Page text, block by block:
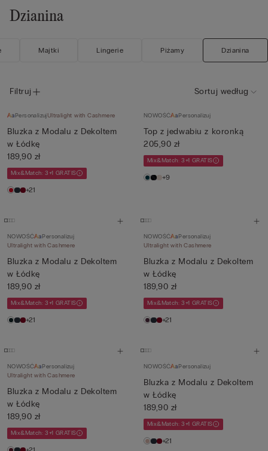
Dzianina
Majtki Lingerie Piżamy Dzianina
Filtruj Sortuj według
PersonalizujUltralight with Cashmere
Bluzka z Modalu z Dekoltem
w Łódkę
189,90 zł
Mix&Match: 3+1 GRATIS
+21
NOWOŚĆ Personalizuj
Top z jedwabiu z koronką
205,90 zł
Mix&Match: 3+1 GRATIS
+9
NOWOŚĆ
Personalizuj
Ultralight with Cashmere
Bluzka z Modalu z Dekoltem
w Łódkę
189,90 zł
Mix&Match: 3+1 GRATIS
+21
NOWOŚĆ
Personalizuj
Ultralight with Cashmere
Bluzka z Modalu z Dekoltem
w Łódkę
189,90 zł
Mix&Match: 3+1 GRATIS
+21
NOWOŚĆ
Personalizuj
Ultralight with Cashmere
Bluzka z Modalu z Dekoltem
w Łódkę
189,90 zł
Mix&Match: 3+1 GRATIS
NOWOŚĆ Personalizuj
Bluzka z Modalu z Dekoltem
w Łódkę
189,90 zł
Mix&Match: 3+1 GRATIS
+21